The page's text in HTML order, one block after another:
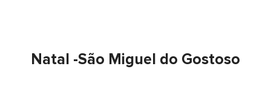
Natal -São Miguel do Gostoso